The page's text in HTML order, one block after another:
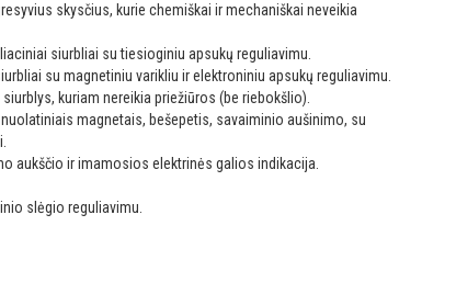
skysčius, kurie chemiškai ir mechaniškai neveikia
siurbliai su tiesioginiu apsukų reguliavimu.
su magnetiniu varikliu ir elektroniniu apsukų reguliavimu.
kuriam nereikia priežiūros (be riebokšlio).
magnetais, bešepetis, savaiminio aušinimo, su
aukščio ir imamosios elektrinės galios indikacija.
slėgio reguliavimu.